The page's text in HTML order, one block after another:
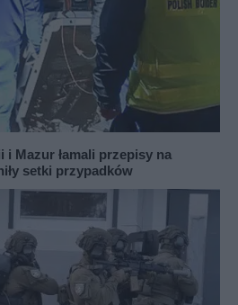
i Mazur łamali przepisy na
setki przypadków